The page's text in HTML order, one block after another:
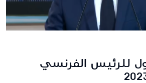
للرئيس الفرنسي